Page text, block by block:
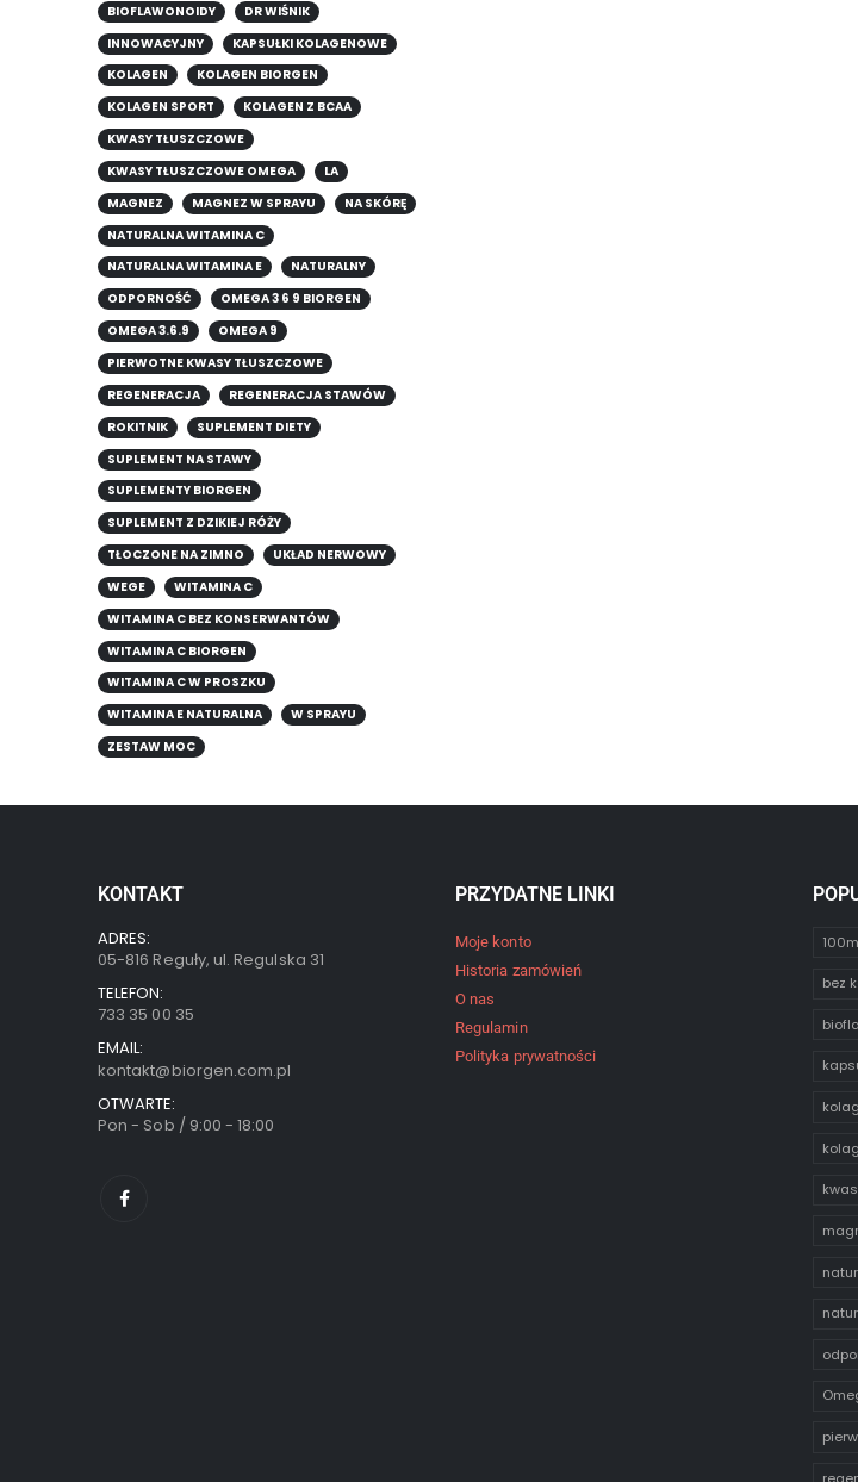
BIOFLAWONOIDY
DR WIŚNIK
INNOWACYJNY
KAPSUŁKI KOLAGENOWE
KOLAGEN
KOLAGEN BIORGEN
KOLAGEN SPORT
KOLAGEN Z BCAA
KWASY TŁUSZCZOWE
KWASY TŁUSZCZOWE OMEGA
LA
MAGNEZ
MAGNEZ W SPRAYU
NA SKÓRĘ
NATURALNA WITAMINA C
NATURALNA WITAMINA E
NATURALNY
ODPORNOŚĆ
OMEGA 3 6 9 BIORGEN
OMEGA 3.6.9
OMEGA 9
PIERWOTNE KWASY TŁUSZCZOWE
REGENERACJA
REGENERACJA STAWÓW
ROKITNIK
SUPLEMENT DIETY
SUPLEMENT NA STAWY
SUPLEMENTY BIORGEN
SUPLEMENT Z DZIKIEJ RÓŻY
TŁOCZONE NA ZIMNO
UKŁAD NERWOWY
WEGE
WITAMINA C
WITAMINA C BEZ KONSERWANTÓW
WITAMINA C BIORGEN
WITAMINA C W PROSZKU
WITAMINA E NATURALNA
W SPRAYU
ZESTAW MOC
KONTAKT
ADRES:
05-816 Reguły, ul. Regulska 31
TELEFON:
733 35 00 35
EMAIL:
kontakt@biorgen.com.pl
OTWARTE:
Pon - Sob / 9:00 - 18:00
PRZYDATNE LINKI
Moje konto
Historia zamówień
O nas
Regulamin
Polityka prywatności
bez